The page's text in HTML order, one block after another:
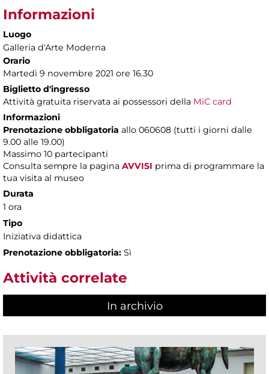
Informazioni
Luogo
Galleria d'Arte Moderna
Orario
Martedì 9 novembre 2021 ore 16.30
Biglietto d'ingresso
Attività gratuita riservata ai possessori della MiC card
Informazioni
Prenotazione obbligatoria allo 060608 (tutti i giorni dalle
9.00 alle 19.00)
Massimo 10 partecipanti
Consulta sempre la pagina AVVISI prima di programmare la
tua visita al museo
Durata
1 ora
Tipo
Iniziativa didattica
Prenotazione obbligatoria: Sì
Attività correlate
In archivio